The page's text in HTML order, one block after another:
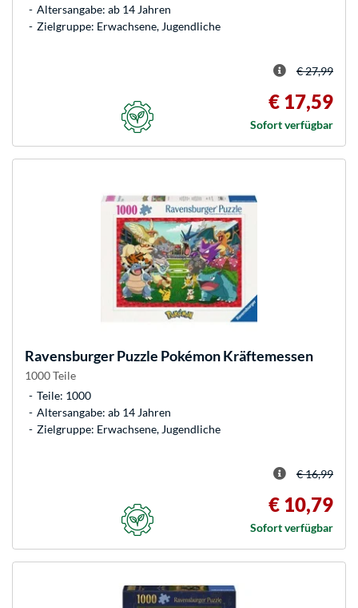
Altersangabe: ab 14 Jahren
Zielgruppe: Erwachsene, Jugendliche
€ 27,99
€ 17,59
Sofort verfügbar
RavensburgerPuzzle Pokémon Kräftemessen
1000 Teile
Teile: 1000
Altersangabe: ab 14 Jahren
Zielgruppe: Erwachsene, Jugendliche
€ 16,99
€ 10,79
Sofort verfügbar